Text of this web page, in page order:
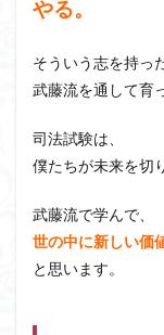
やる。
そういう志を持っ
武藤流を通して育
司法試験は、
僕たちが未来を切
武藤流で学んで、
世の中に新しい価
と思います。